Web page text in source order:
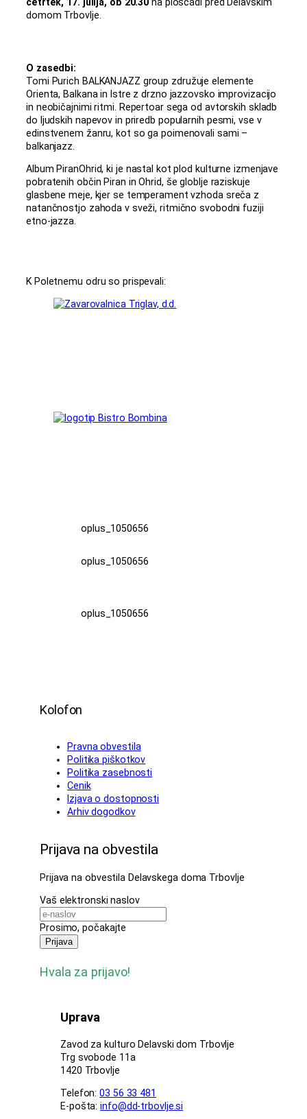
domom Trbovlje.
O zasedbi:
Tomi Purich BALKANJAZZ group združuje elemente
Orienta, Balkana in Istre z drzno jazzovsko improvizacijo
in neobičajnimi ritmi. Repertoar sega od avtorskih skladb
do ljudskih napevov in priredb popularnih pesmi, vse v
edinstvenem žanru, kot so ga poimenovali sami –
balkanjazz.
Album PiranOhrid, ki je nastal kot plod kulturne izmenjave
pobratenih občin Piran in Ohrid, še globlje raziskuje
glasbene meje, kjer se temperament vzhoda sreča z
natančnostjo zahoda v sveži, ritmično svobodni fuziji
etno-jazza.
K Poletnemu odru so prispevali:
oplus_1050656
oplus_1050656
oplus_1050656
Kolofon
Pravna obvestila
Politika piškotkov
Politika zasebnosti
Cenik
Izjava o dostopnosti
Arhiv dogodkov
Prijava na obvestila
Prijava na obvestila Delavskega doma Trbovlje
Vaš elektronski naslov
Prosimo, počakajte
Prijava
Hvala za prijavo!
Uprava
Zavod za kulturo Delavski dom Trbovlje
Trg svobode 11a
1420 Trbovlje
Telefon:03 56 33 481
E-pošta:info@dd-trbovlje.si